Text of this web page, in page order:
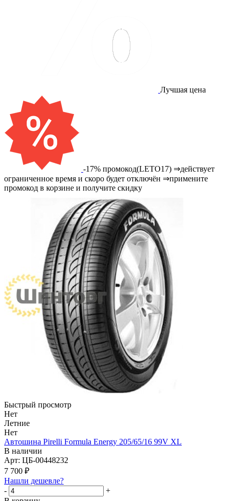
Лучшая цена
-17% промокод(LETO17) ⇒действует
ограниченное время и скоро будет отключён ⇒примените
промокод в корзине и получите скидку
Быстрый просмотр
Нет
Летние
Нет
Автошина Pirelli Formula Energy 205/65/16 99V XL
В наличии
Арт: ЦБ-00448232
7 700 ₽
Нашли дешевле?
-
+